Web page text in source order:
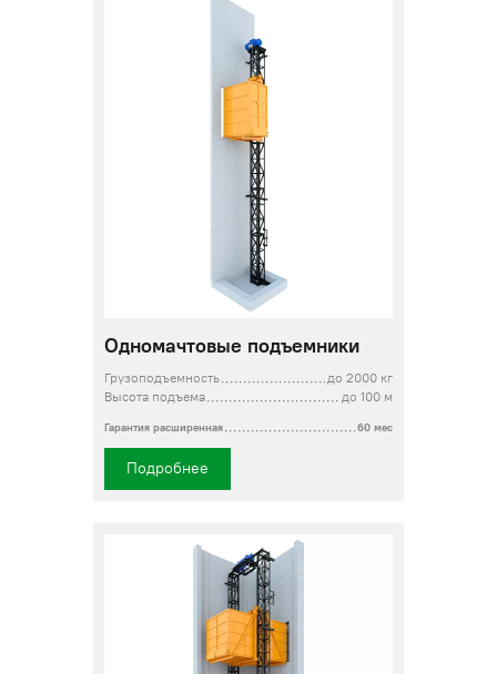
Одномачтовые подъемники
Грузоподъемность
до 2000 кг
Высота подъема
до 100 м
Гарантия расширенная 60 мес
Подробнее